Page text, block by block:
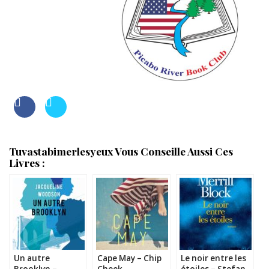
Tuvastabimerlesyeux Vous Conseille Aussi Ces
Livres :
Un autre
Cape May – Chip
Le noir entre les